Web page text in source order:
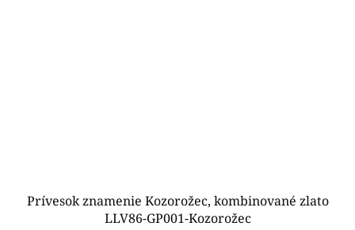
Prívesok znamenie Kozorožec, kombinované zlato
LLV86-GP001-Kozorožec